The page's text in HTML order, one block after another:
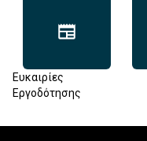
Ευκαιρίες
Εργοδότησης